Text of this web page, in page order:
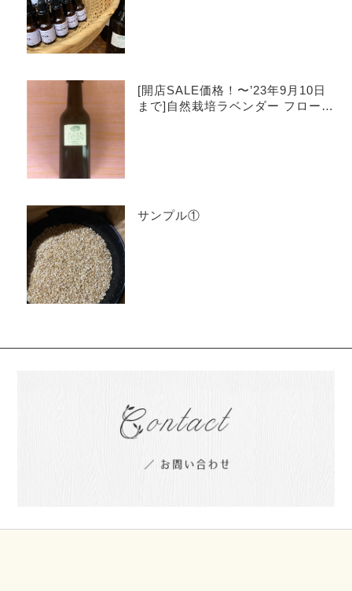
[開店SALE価格！〜’23年9月10日
まで]自然栽培ラベンダー フローラ
サンプル①